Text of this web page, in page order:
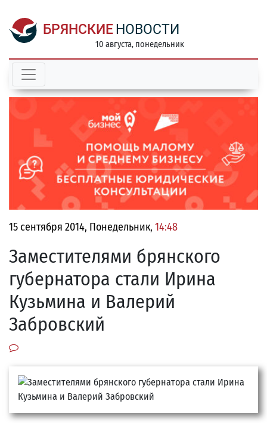
БРЯНСКИЕ НОВОСТИ
10 августа, понедельник
15 сентября 2014, Понедельник, 14:48
Заместителями брянского
губернатора стали Ирина
Кузьмина и Валерий
Забровский